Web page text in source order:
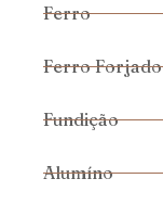
Ferro
Ferro Forjado
Fundição
Alumíno